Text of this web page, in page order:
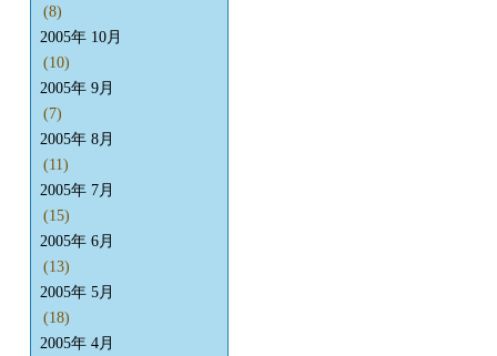
(8)
2005年 10月
(10)
2005年 9月
(7)
2005年 8月
(11)
2005年 7月
(15)
2005年 6月
(13)
2005年 5月
(18)
2005年 4月